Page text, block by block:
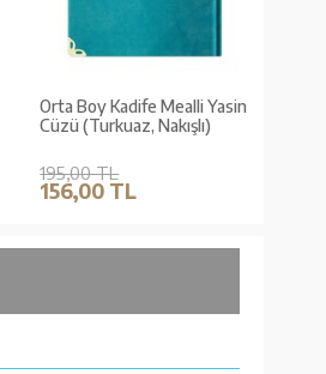
Orta Boy Kadife Mealli Yasin
Cüzü (Turkuaz, Nakışlı)
195,00 TL
156,00 TL